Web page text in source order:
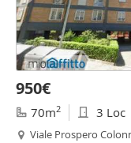
950€
70m2 3 Loc
Viale Prospero